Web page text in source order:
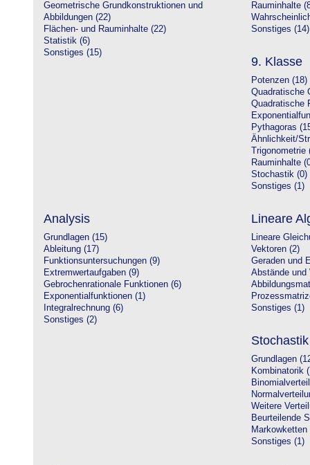
Geometrische Grundkonstruktionen und
Abbildungen (22)
Flächen- und Rauminhalte (22)
Statistik (6)
Sonstiges (15)
Rauminhalte
Sonstiges (14)
9. Klasse
Potenzen (18)
Quadratische
Quadratische
Pythagoras
Ähnlichkeit/
Trigonometrie
Rauminhalte
Stochastik (0)
Sonstiges (1)
Analysis
Grundlagen (15)
Ableitung (17)
Funktionsuntersuchungen (9)
Extremwertaufgaben (9)
Gebrochenrationale Funktionen (6)
Exponentialfunktionen (1)
Integralrechnung (6)
Sonstiges (2)
Lineare
Lineare
Vektoren (2)
Geraden und
Abstände und
Sonstiges (1)
Stochastik
Grundlagen
Kombinatorik
Weitere
Beurteilende
Markowketten
Sonstiges (1)